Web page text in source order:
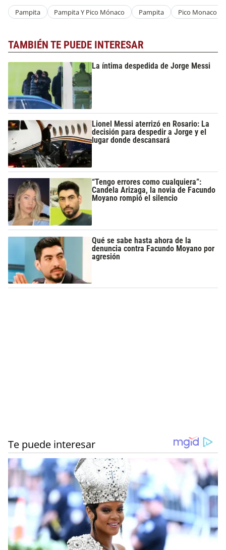
Pampita Pampita Y Pico Mónaco Pampita Pico Monaco
TAMBIÉN TE PUEDE INTERESAR
La íntima despedida de Jorge Messi
Lionel Messi aterrizó en Rosario: La
decisión para despedir a Jorge y el
lugar donde descansará
“Tengo errores como cualquiera”:
Candela Arizaga, la novia de Facundo
Moyano rompió el silencio
Qué se sabe hasta ahora de la
denuncia contra Facundo Moyano por
agresión